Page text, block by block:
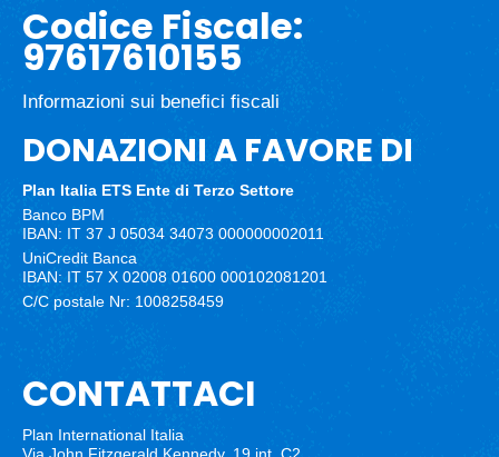
Codice Fiscale:
97617610155
Informazioni sui benefici fiscali
DONAZIONI A FAVORE DI
Plan Italia ETS Ente di Terzo Settore
Banco BPM
IBAN: IT 37 J 05034 34073 000000002011
UniCredit Banca
IBAN: IT 57 X 02008 01600 000102081201
C/C postale Nr: 1008258459
CONTATTACI
Plan International Italia